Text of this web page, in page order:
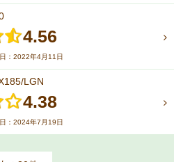
4.56
：2022年4月11日
LGN
4.38
：2024年7月19日